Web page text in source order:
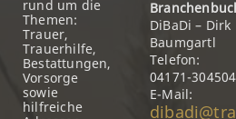
rund um die
Themen:
Trauer,
Trauerhilfe,
Bestattungen,
Vorsorge
sowie
hilfreiche
DiBaDi – Dirk
Baumgartl
Telefon:
04171-304504
E-Mail: